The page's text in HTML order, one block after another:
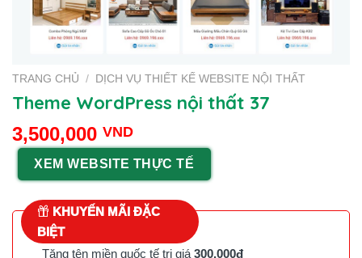
TRANG CHỦ / DỊCH VỤ THIẾT KẾ WEBSITE NỘI THẤT
Theme WordPress nội thất 37
3,500,000 VND
XEM WEBSITE THỰC TẾ
KHUYẾN MÃI ĐẶC
BIỆT
Tặng tên miền quốc tế trị giá 300.000đ